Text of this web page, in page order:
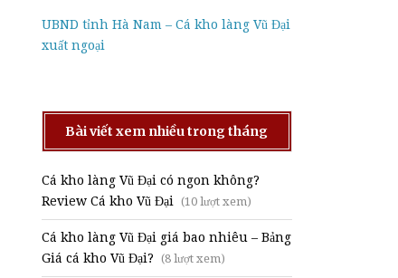
UBND tỉnh Hà Nam – Cá kho làng Vũ Đại
xuất ngoại
Bài viết xem nhiều trong tháng
Cá kho làng Vũ Đại có ngon không?
Review Cá kho Vũ Đại (10 lượt xem)
Cá kho làng Vũ Đại giá bao nhiêu – Bảng
Giá cá kho Vũ Đại? (8 lượt xem)